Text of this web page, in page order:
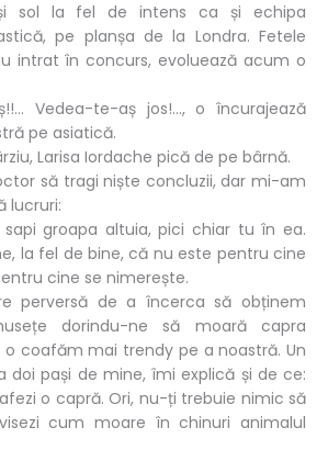
sol la fel de intens ca și echipa
pe planșa de la Londra. Fetele
intrat în concurs, evoluează acum o
Vedea-te-aș jos!…, o încurajează
pe asiatică.
Larisa Iordache pică de pe bârnă.
să tragi niște concluzii, dar mi-am
lucruri:
sapi groapa altuia, pici chiar tu în ea.
la fel de bine, că nu este pentru cine
cine se nimerește.
perversă de a încerca să obținem
dorindu-ne să moară capra
o coafăm mai trendy pe a noastră. Un
doi pași de mine, îmi explică și de ce:
o capră. Ori, nu-ți trebuie nimic să
cum moare în chinuri animalul